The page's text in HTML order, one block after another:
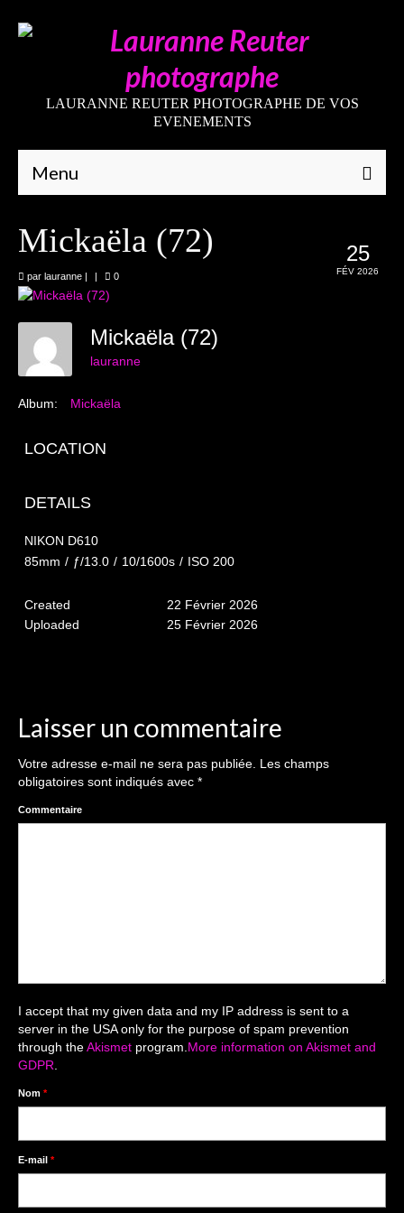
LAURANNE REUTER PHOTOGRAPHE DE VOS
EVENEMENTS
Menu
Mariages
Grossesses
Nouveaux-nés
The smash cake: 1 an / 2
Séance Noël
Au Feminin
Carnaval d’Annecy
Galeries Privées
séance du 25.04.26
Mariage du 18.04.2026
Prestations
Tarifs
Contact
Livre d’Or
25
FÉV 2026
Mickaëla (72)
par lauranne | | 0
Mickaëla (72)
lauranne
Album: Mickaëla
LOCATION
DETAILS
NIKON D610
85mm / ƒ/13.0 / 10/1600s / ISO 200
Created
22 Février 2026
Uploaded
25 Février 2026
Laisser un commentaire
Votre adresse e-mail ne sera pas publiée. Les champs
obligatoires sont indiqués avec *
Commentaire
I accept that my given data and my IP address is sent to a
server in the USA only for the purpose of spam prevention
through theAkismet program.More information on Akismet and
GDPR.
Nom *
E-mail *